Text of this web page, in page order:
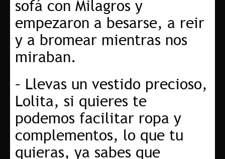
sofá con Milagros y
empezaron a besarse, a reir
y a bromear mientras nos
miraban.
– Llevas un vestido precioso,
Lolita, si quieres te
podemos facilitar ropa y
complementos, lo que tu
quieras, ya sabes que